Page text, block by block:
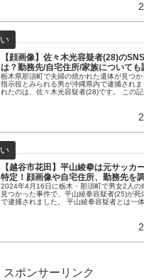
【顔画像】佐々木光容疑者(28)の
は？勤務先/自宅住所/家族についても
栃木県那須町で夫婦の焼かれた遺体が見つか
指示役とみられる男が沖縄県内で逮捕されま
れたのは、佐々木光容疑者(28)です。 この記
【越谷市花田】平山綾拳は元サッカ
特定！顔画像や自宅住所、勤務先を調
2024年4月16日に栃木・那須町で男女2人の
見つかった事件で、平山綾拳容疑者(25)が死
で逮捕されました。 平山綾拳容疑者とは一体
スポンサーリンク